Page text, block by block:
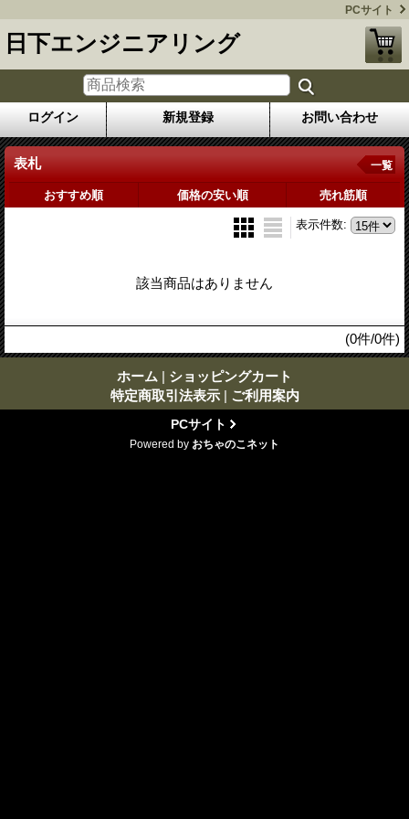
PCサイト
日下エンジニアリング
ログイン 新規登録 お問い合わせ
表札 一覧
おすすめ順 価格の安い順 売れ筋順
表示件数:
該当商品はありません
(0件/0件)
ホーム | ショッピングカート
特定商取引法表示 | ご利用案内
PCサイト
Powered by おちゃのこネット